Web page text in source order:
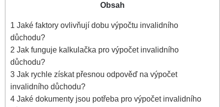
Obsah
1 Jaké faktory ovlivňují dobu výpočtu invalidního
důchodu?
2 Jak funguje kalkulačka pro výpočet invalidního
důchodu?
3 Jak rychle získat přesnou odpověď na výpočet
invalidního důchodu?
4 Jaké dokumenty jsou potřeba pro výpočet invalidního